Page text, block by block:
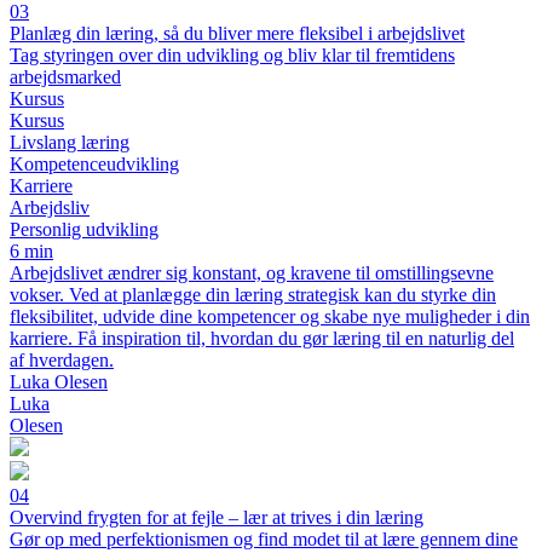
03
Planlæg din læring, så du bliver mere fleksibel i arbejdslivet
Tag styringen over din udvikling og bliv klar til fremtidens
arbejdsmarked
Kursus
Kursus
Livslang læring
Kompetenceudvikling
Karriere
Arbejdsliv
Personlig udvikling
6 min
Arbejdslivet ændrer sig konstant, og kravene til omstillingsevne
vokser. Ved at planlægge din læring strategisk kan du styrke din
fleksibilitet, udvide dine kompetencer og skabe nye muligheder i din
karriere. Få inspiration til, hvordan du gør læring til en naturlig del
af hverdagen.
Luka Olesen
Luka
Olesen
04
Overvind frygten for at fejle – lær at trives i din læring
Gør op med perfektionismen og find modet til at lære gennem dine